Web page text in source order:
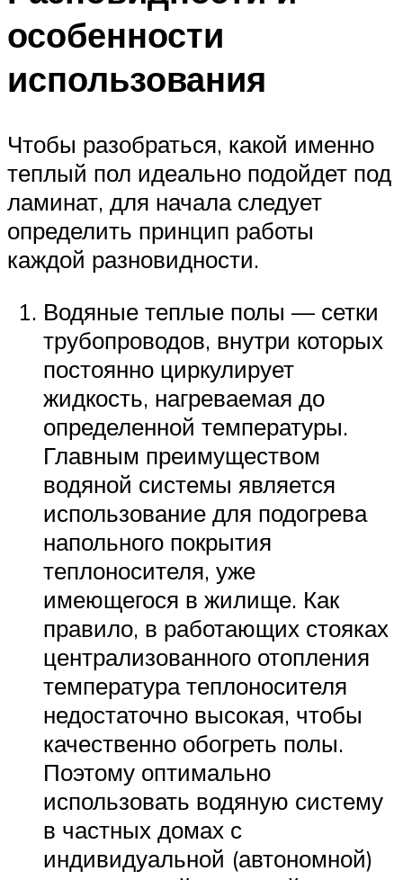
особенности
использования
Чтобы разобраться, какой именно
теплый пол идеально подойдет под
ламинат, для начала следует
определить принцип работы
каждой разновидности.
Водяные теплые полы — сетки
трубопроводов, внутри которых
постоянно циркулирует
жидкость, нагреваемая до
определенной температуры.
Главным преимуществом
водяной системы является
использование для подогрева
напольного покрытия
теплоносителя, уже
имеющегося в жилище. Как
правило, в работающих стояках
централизованного отопления
температура теплоносителя
недостаточно высокая, чтобы
качественно обогреть полы.
Поэтому оптимально
использовать водяную систему
в частных домах с
индивидуальной (автономной)